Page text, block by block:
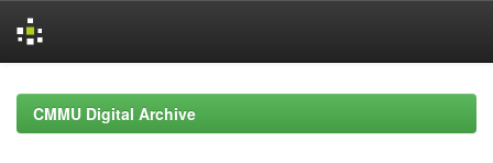
navigationCMMU Digital Archive